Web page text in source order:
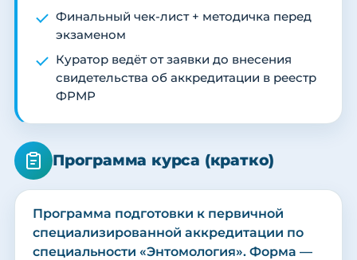
Финальный чек-лист + методичка перед
экзаменом
Куратор ведёт от заявки до внесения
свидетельства об аккредитации в реестр
ФРМР
Программа курса (кратко)
Программа подготовки к первичной
специализированной аккредитации по
специальности «Энтомология». Форма —